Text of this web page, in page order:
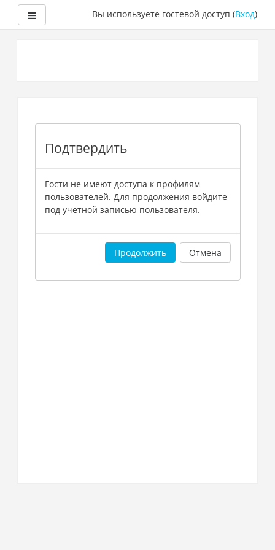
Боковая панельВы используете гостевой доступ (Вход)
Подтвердить
Гости не имеют доступа к профилям
пользователей. Для продолжения войдите
под учетной записью пользователя.
Продолжить Отмена